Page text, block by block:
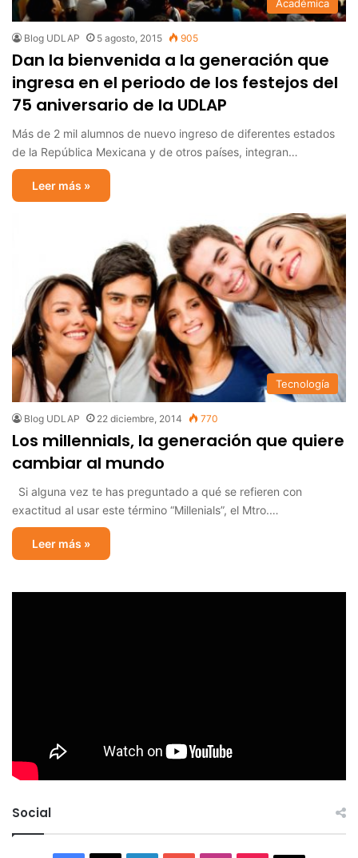
Académica
Blog UDLAP 5 agosto, 2015 905
Dan la bienvenida a la generación que
ingresa en el periodo de los festejos del
75 aniversario de la UDLAP
Más de 2 mil alumnos de nuevo ingreso de diferentes estados
de la República Mexicana y de otros países, integran…
Leer más »
Tecnología
Blog UDLAP 22 diciembre, 2014 770
Los millennials, la generación que quiere
cambiar al mundo
Si alguna vez te has preguntado a qué se refieren con
exactitud al usar este término “Millenials”, el Mtro.…
Leer más »
Social